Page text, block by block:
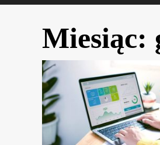
Miesiąc: